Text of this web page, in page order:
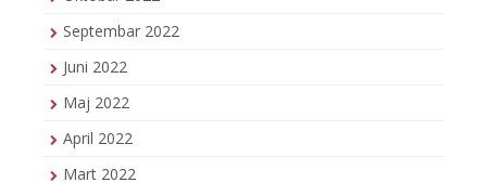
Septembar 2022
Juni 2022
Maj 2022
April 2022
Mart 2022